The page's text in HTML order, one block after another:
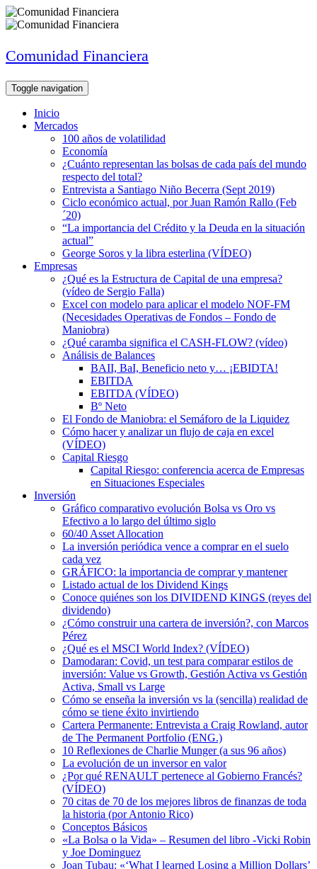
Comunidad Financiera
Toggle navigation
Inicio
Mercados
100 años de volatilidad
Economía
¿Cuánto representan las bolsas de cada país del mundo
respecto del total?
Entrevista a Santiago Niño Becerra (Sept 2019)
Ciclo económico actual, por Juan Ramón Rallo (Feb
´20)
“La importancia del Crédito y la Deuda en la situación
actual”
George Soros y la libra esterlina (VÍDEO)
Empresas
¿Qué es la Estructura de Capital de una empresa?
(vídeo de Sergio Falla)
Excel con modelo para aplicar el modelo NOF-FM
(Necesidades Operativas de Fondos – Fondo de
Maniobra)
¿Qué caramba significa el CASH-FLOW? (vídeo)
Análisis de Balances
BAII, BaI, Beneficio neto y… ¡EBIDTA!
EBITDA
EBITDA (VÍDEO)
Bº Neto
El Fondo de Maniobra: el Semáforo de la Liquidez
Cómo hacer y analizar un flujo de caja en excel
(VÍDEO)
Capital Riesgo
Capital Riesgo: conferencia acerca de Empresas
en Situaciones Especiales
Inversión
Gráfico comparativo evolución Bolsa vs Oro vs
Efectivo a lo largo del último siglo
60/40 Asset Allocation
La inversión periódica vence a comprar en el suelo
cada vez
GRÁFICO: la importancia de comprar y mantener
Listado actual de los Dividend Kings
Conoce quiénes son los DIVIDEND KINGS (reyes del
dividendo)
¿Cómo construir una cartera de inversión?, con Marcos
Pérez
¿Qué es el MSCI World Index? (VÍDEO)
Damodaran: Covid, un test para comparar estilos de
inversión: Value vs Growth, Gestión Activa vs Gestión
Activa, Small vs Large
Cómo se enseña la inversión vs la (sencilla) realidad de
cómo se tiene éxito invirtiendo
Cartera Permanente: Entrevista a Craig Rowland, autor
de The Permanent Portfolio (ENG.)
10 Reflexiones de Charlie Munger (a sus 96 años)
La evolución de un inversor en valor
¿Por qué RENAULT pertenece al Gobierno Francés?
(VÍDEO)
70 citas de 70 de los mejores libros de finanzas de toda
la historia (por Antonio Rico)
Conceptos Básicos
«La Bolsa o la Vida» – Resumen del libro -Vicki Robin
y Joe Dominguez
Joan Tubau: «‘What I learned Losing a Million Dollars’